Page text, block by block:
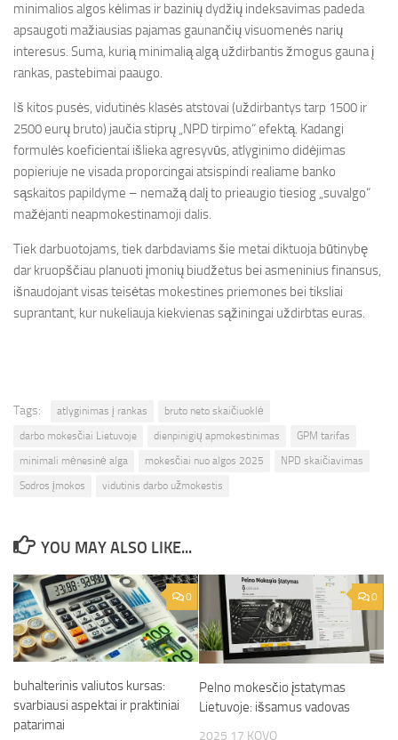
minimalios algos kėlimas ir bazinių dydžių indeksavimas padeda
apsaugoti mažiausias pajamas gaunančių visuomenės narių
interesus. Suma, kurią minimalią algą uždirbantis žmogus gauna į
rankas, pastebimai paaugo.
Iš kitos pusės, vidutinės klasės atstovai (uždirbantys tarp 1500 ir
2500 eurų bruto) jaučia stiprų „NPD tirpimo“ efektą. Kadangi
formulės koeficientai išlieka agresyvūs, atlyginimo didėjimas
popieriuje ne visada proporcingai atsispindi realiame banko
sąskaitos papildyme – nemažą dalį to prieaugio tiesiog „suvalgo“
mažėjanti neapmokestinamoji dalis.
Tiek darbuotojams, tiek darbdaviams šie metai diktuoja būtinybę
dar kruopščiau planuoti įmonių biudžetus bei asmeninius finansus,
išnaudojant visas teisėtas mokestines priemones bei tiksliai
suprantant, kur nukeliauja kiekvienas sąžiningai uždirbtas euras.
Tags: atlyginimas į rankas
bruto neto skaičiuoklė
darbo mokesčiai Lietuvoje
dienpinigių apmokestinimas
GPM tarifas
minimali mėnesinė alga
mokesčiai nuo algos 2025
NPD skaičiavimas
Sodros įmokos
vidutinis darbo užmokestis
YOU MAY ALSO LIKE...
0
buhalterinis valiutos kursas:
svarbiausi aspektai ir praktiniai
patarimai
0
Pelno mokesčio įstatymas
Lietuvoje: išsamus vadovas
2025 17 KOVO